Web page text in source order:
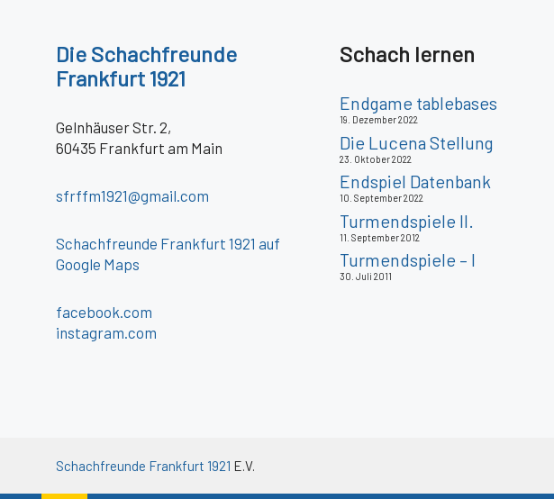
Die Schachfreunde
Frankfurt 1921
Gelnhäuser Str. 2,
60435 Frankfurt am Main
sfrffm1921@gmail.com
Schachfreunde Frankfurt 1921 auf
Google Maps
facebook.com
instagram.com
Schach lernen
Endgame tablebases
19. Dezember 2022
Die Lucena Stellung
23. Oktober 2022
Endspiel Datenbank
10. September 2022
Turmendspiele II.
11. September 2012
Turmendspiele – I
30. Juli 2011
Schachfreunde Frankfurt 1921 E.V.